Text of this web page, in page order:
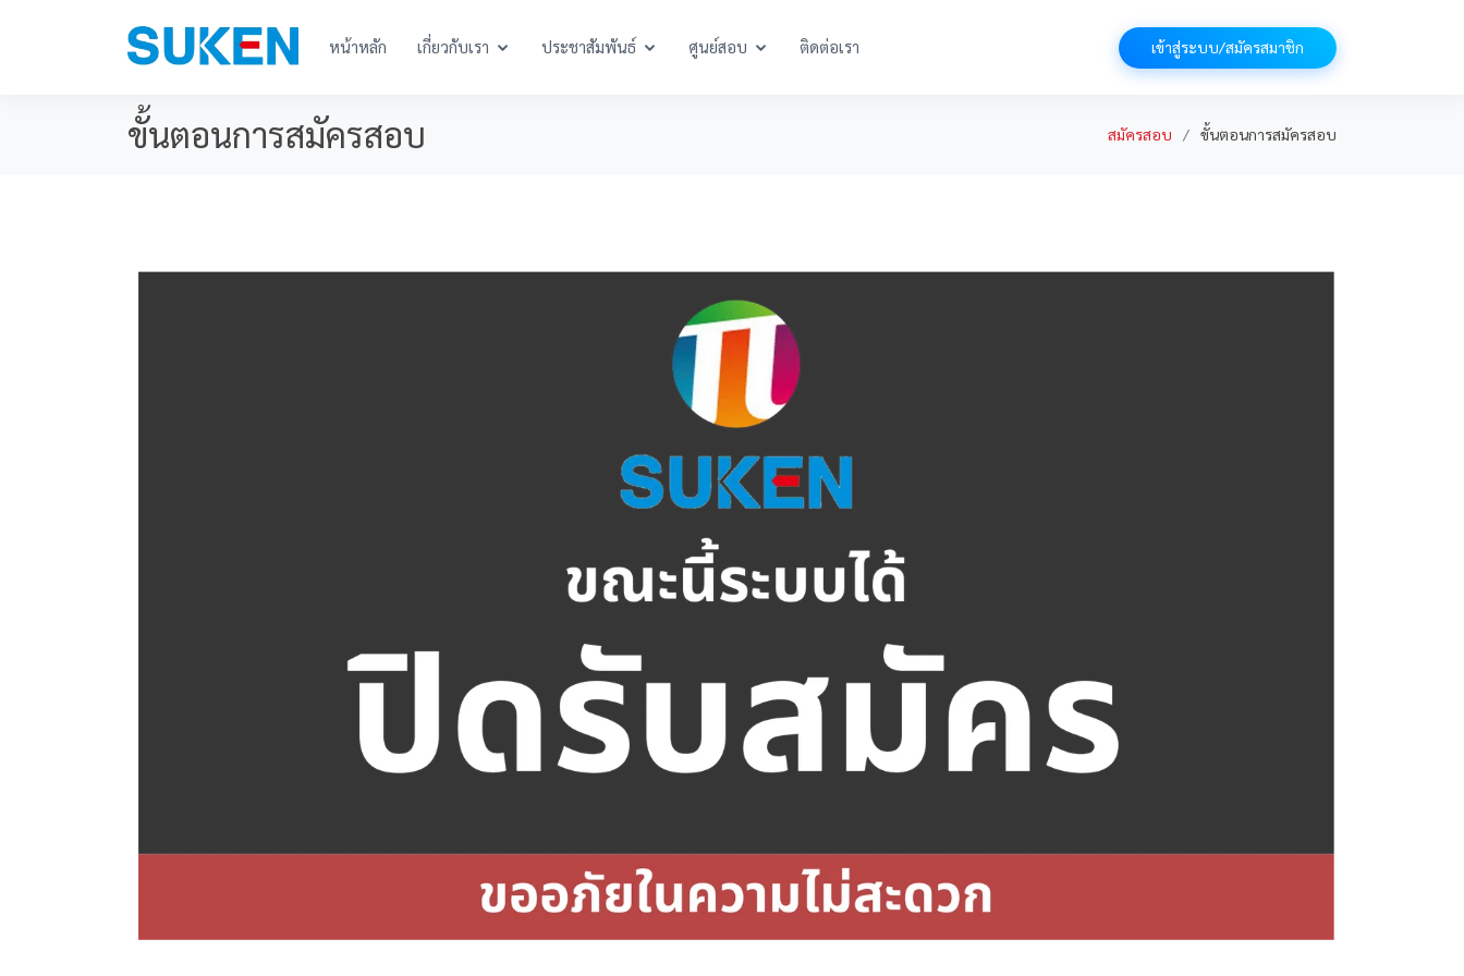
หน้าหลัก เกี่ยวกับเรา ประชาสัมพันธ์ ศูนย์สอบ ติดต่อเรา เข้าสู่ระบบ/สมัครสมาชิก
ขั้นตอนการสมัครสอบ สมัครสอบ ขั้นตอนการสมัครสอบ